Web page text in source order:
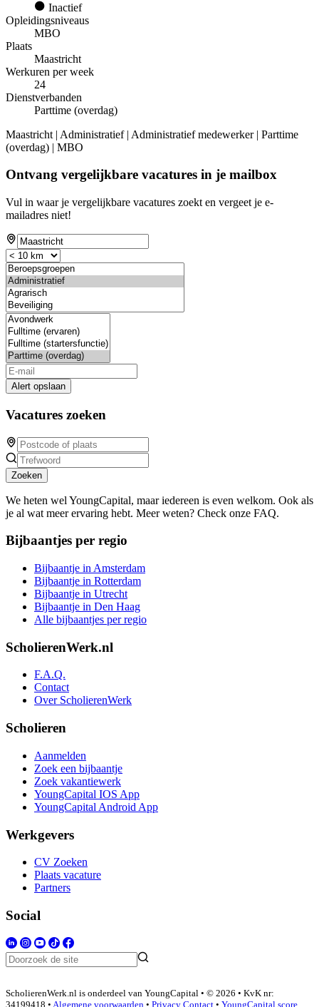
Inactief
Opleidingsniveaus
MBO
Plaats
Maastricht
Werkuren per week
24
Dienstverbanden
Parttime (overdag)
Maastricht | Administratief | Administratief medewerker | Parttime
(overdag) | MBO
Ontvang vergelijkbare vacatures in je mailbox
Vul in waar je vergelijkbare vacatures zoekt en vergeet je e-
mailadres niet!
Alert opslaan
Vacatures zoeken
Zoeken
We heten wel YoungCapital, maar iedereen is even welkom. Ook als
je al wat meer ervaring hebt. Meer weten? Check onze FAQ.
Bijbaantjes per regio
Bijbaantje in Amsterdam
Bijbaantje in Rotterdam
Bijbaantje in Utrecht
Bijbaantje in Den Haag
Alle bijbaantjes per regio
ScholierenWerk.nl
F.A.Q.
Contact
Over ScholierenWerk
Scholieren
Aanmelden
Zoek een bijbaantje
Zoek vakantiewerk
YoungCapital IOS App
YoungCapital Android App
Werkgevers
CV Zoeken
Plaats vacature
Partners
Social
ScholierenWerk.nl is onderdeel van YoungCapital • © 2026 • KvK nr:
34199418 • Algemene voorwaarden • Privacy Contact • YoungCapital score